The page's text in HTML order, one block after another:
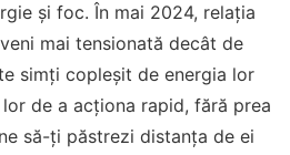
și foc. În mai 2024, relația
mai tensionată decât de
simți copleșit de energia lor
de a acționa rapid, fără prea
să-ți păstrezi distanța de ei